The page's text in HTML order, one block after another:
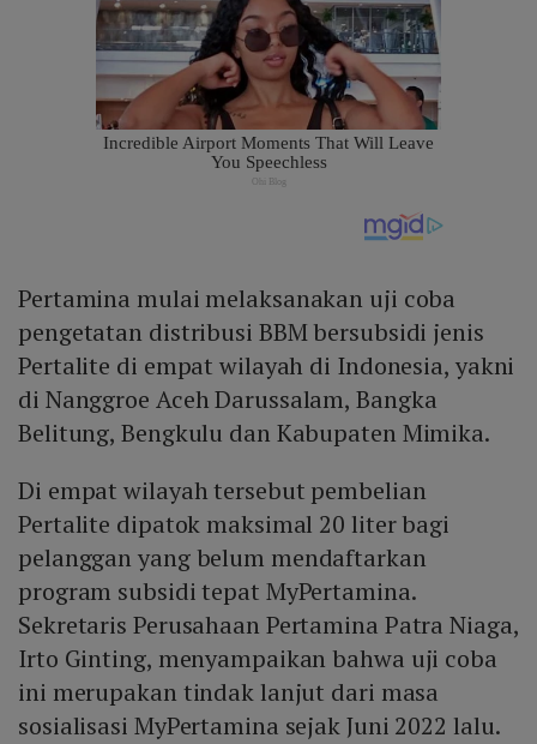
Pertamina mulai melaksanakan uji coba
pengetatan distribusi BBM bersubsidi jenis
Pertalite di empat wilayah di Indonesia, yakni
di Nanggroe Aceh Darussalam, Bangka
Belitung, Bengkulu dan Kabupaten Mimika.
Di empat wilayah tersebut pembelian
Pertalite dipatok maksimal 20 liter bagi
pelanggan yang belum mendaftarkan
program subsidi tepat MyPertamina.
Sekretaris Perusahaan Pertamina Patra Niaga,
Irto Ginting, menyampaikan bahwa uji coba
ini merupakan tindak lanjut dari masa
sosialisasi MyPertamina sejak Juni 2022 lalu.